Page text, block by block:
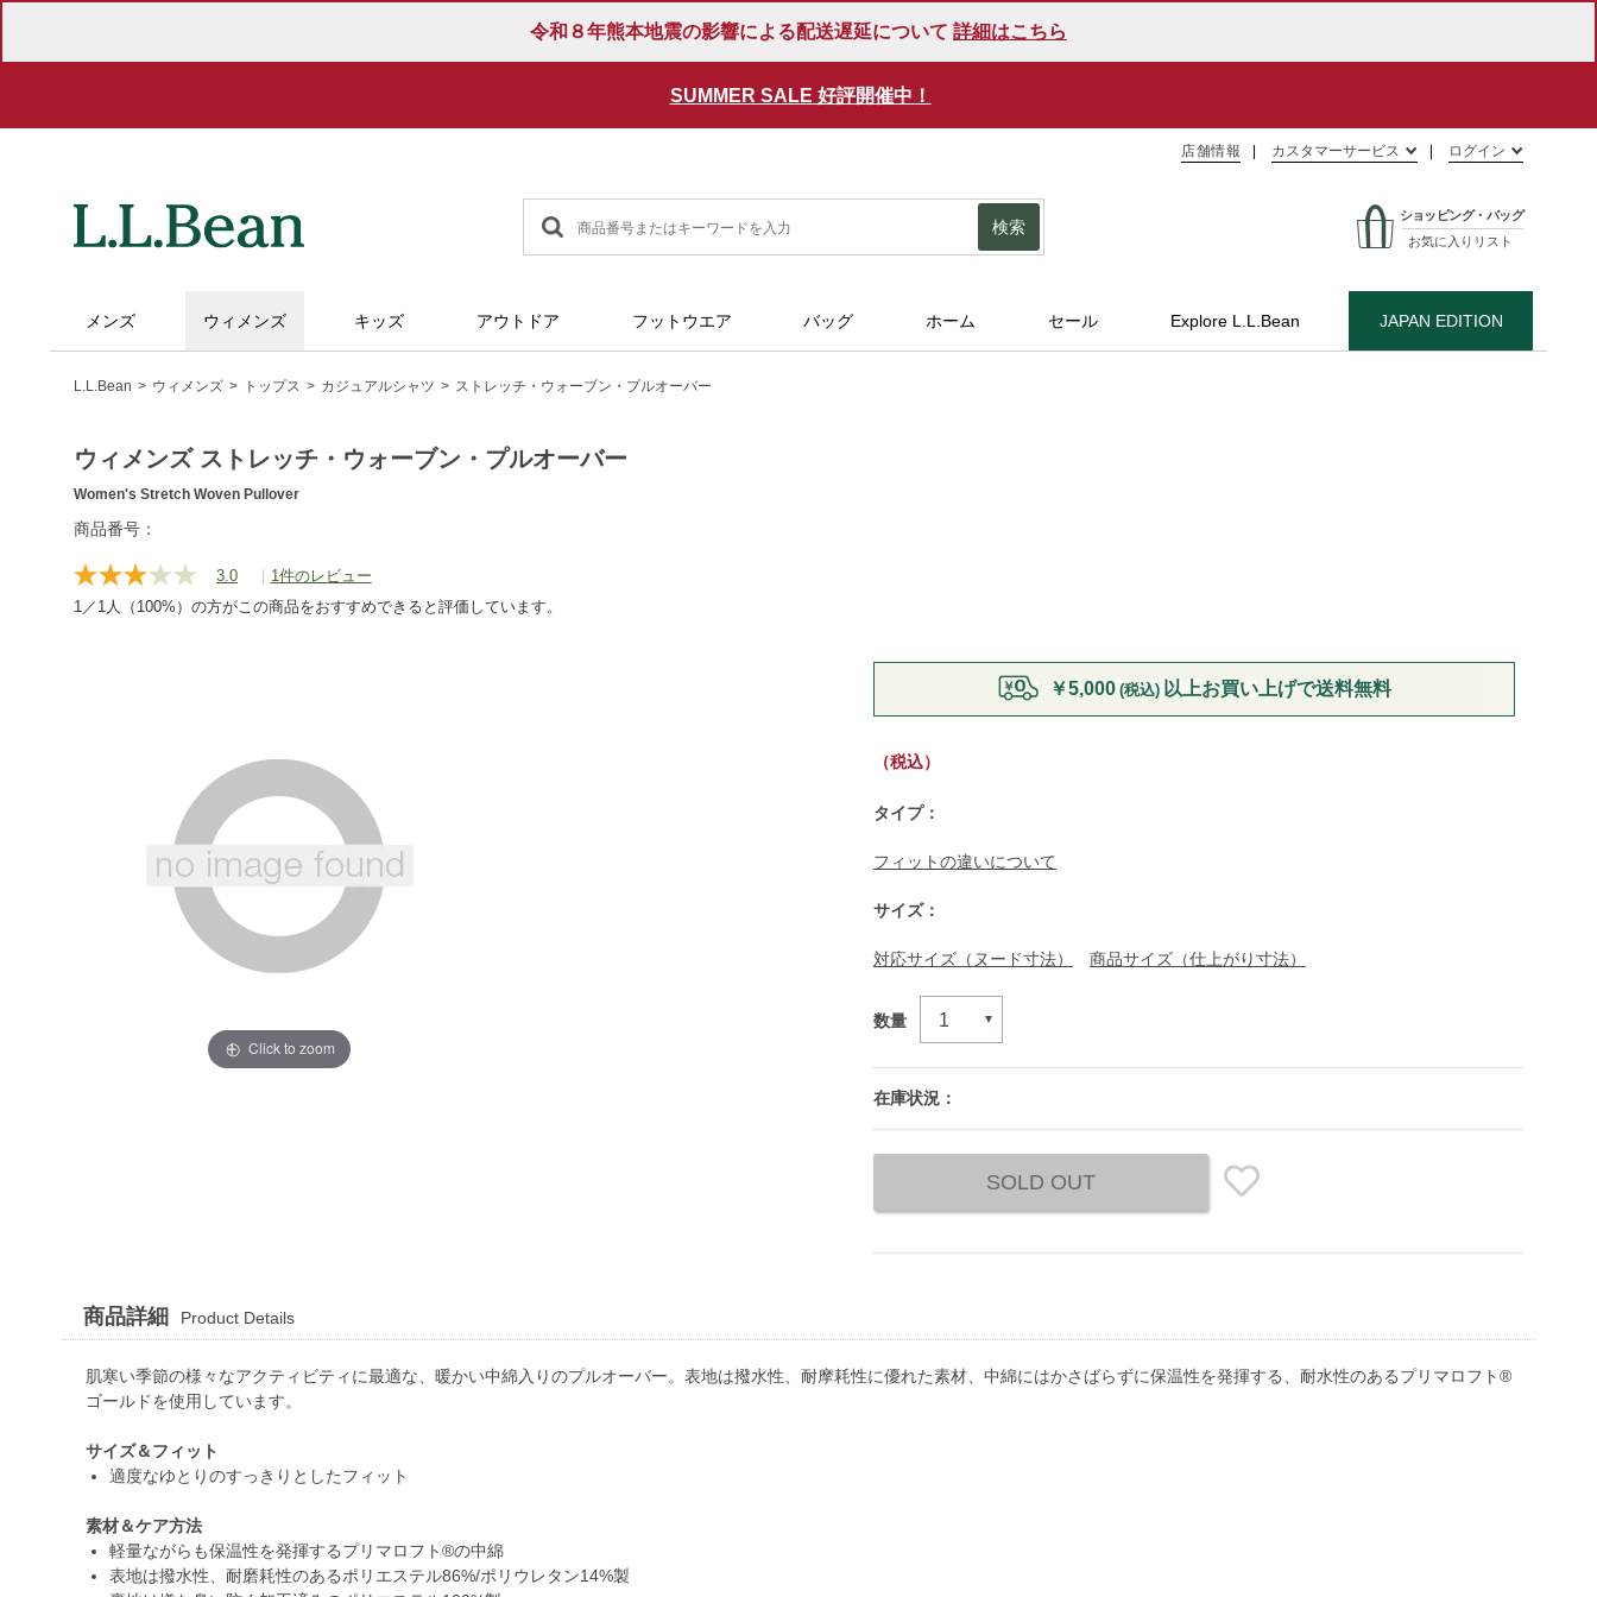
令和８年熊本地震の影響による配送遅延について 詳細はこちら
SUMMER SALE 好評開催中！
店舗情報 カスタマーサービス ログイン
検索
ショッピング・バッグ
お気に入りリスト
メンズ ウィメンズ キッズ アウトドア フットウエア バッグ ホーム セール Explore L.L.Bean JAPAN EDITION
L.L.Bean ウィメンズ トップス カジュアルシャツ ストレッチ・ウォーブン・プルオーバー
ウィメンズ ストレッチ・ウォーブン・プルオーバー
Women's Stretch Woven Pullover
https://www.llbean.co.jp/womens/tops/casual-
商品番号：
3.0
レ
ビ
ペ
ジ
ク。
| 1件のレビュー
1／1人（100%）の方がこの商品をおすすめできると評価しています。
Click to zoom
https://www.llbean.co.jp/womens/tops/casual-
shirts/g/P121609.html
￥5,000 (税込) 以上お買い上げで送料無料
（税込）
タイプ：
フィットの違いについて
サイズ：
対応サイズ（ヌード寸法） 商品サイズ（仕上がり寸法）
数量
在庫状況：
options
SOLD OUT
商品詳細 Product Details
肌寒い季節の様々なアクティビティに最適な、暖かい中綿入りのプルオーバー。表地は撥水性、耐摩耗性に優れた素材、中綿にはかさばらずに保温性を発揮する、耐水性のあるプリマロフト®
ゴールドを使用しています。
サイズ＆フィット
適度なゆとりのすっきりとしたフィット
素材＆ケア方法
軽量ながらも保温性を発揮するプリマロフト®の中綿
表地は撥水性、耐磨耗性のあるポリエステル86%/ポリウレタン14%製